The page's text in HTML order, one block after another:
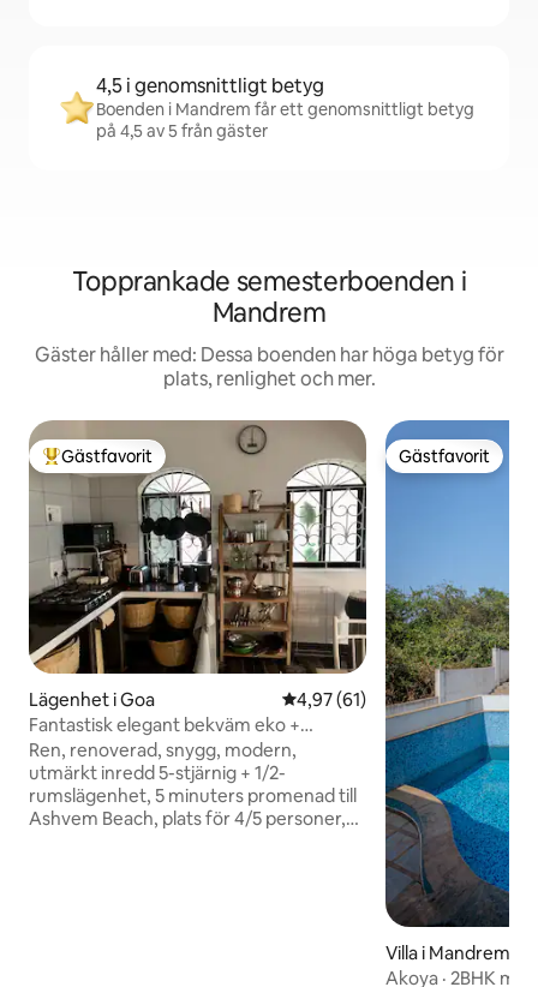
4,5 i genomsnittligt betyg
Boenden i Mandrem får ett genomsnittligt betyg
på 4,5 av 5 från gäster
Topprankade semesterboenden i
Mandrem
Gäster håller med: Dessa boenden har höga betyg för
plats, renlighet och mer.
Populär gästfavorit
Gästfavorit
Lägenhet i Goa 4,97 av 5 i genomsnittligt
4,97 (61)
Fantastisk elegant bekväm eko +
självhushåll 1/2bhk lägenhet
Ren, renoverad, snygg, modern,
utmärkt inredd 5-stjärnig + 1/2-
rumslägenhet, 5 minuters promenad till
Ashvem Beach, plats för 4/5 personer,
Gästfavorit
Gästfavorit
Villa i Mandrem
Akoya · 2BHK